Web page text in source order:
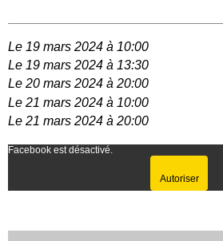
Le 19 mars 2024 à 10:00
Le 19 mars 2024 à 13:30
Le 20 mars 2024 à 20:00
Le 21 mars 2024 à 10:00
Le 21 mars 2024 à 20:00
Facebook est désactivé.
Autoriser